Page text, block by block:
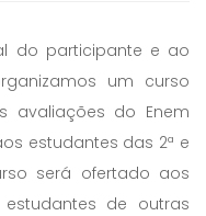
do participante e ao
um curso
avaliações do Enem
estudantes das 2ª e
será ofertado aos
de outras